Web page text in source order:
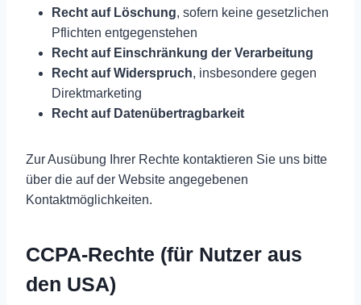
Recht auf Löschung, sofern keine gesetzlichen
Pflichten entgegenstehen
Recht auf Einschränkung der Verarbeitung
Recht auf Widerspruch, insbesondere gegen
Direktmarketing
Recht auf Datenübertragbarkeit
Zur Ausübung Ihrer Rechte kontaktieren Sie uns bitte
über die auf der Website angegebenen
Kontaktmöglichkeiten.
CCPA-Rechte (für Nutzer aus
den USA)